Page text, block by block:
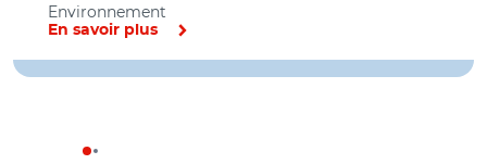
Environnement
En savoir plus